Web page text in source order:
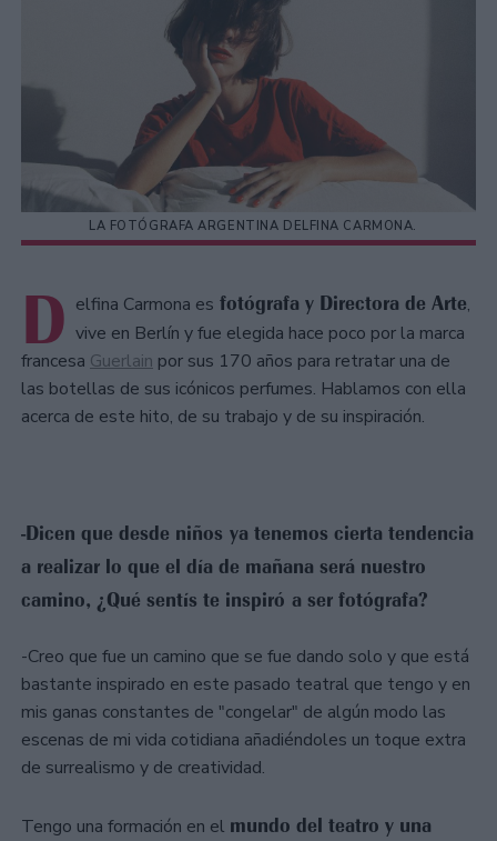
LA FOTÓGRAFA ARGENTINA DELFINA CARMONA.
D elfina Carmona es fotógrafa y Directora de Arte,
vive en Berlín y fue elegida hace poco por la marca
francesa Guerlain por sus 170 años para retratar una de
las botellas de sus icónicos perfumes. Hablamos con ella
acerca de este hito, de su trabajo y de su inspiración.
-Dicen que desde niños ya tenemos cierta tendencia
a realizar lo que el día de mañana será nuestro
camino, ¿Qué sentís te inspiró a ser fotógrafa?
-Creo que fue un camino que se fue dando solo y que está
bastante inspirado en este pasado teatral que tengo y en
mis ganas constantes de "congelar" de algún modo las
escenas de mi vida cotidiana añadiéndoles un toque extra
de surrealismo y de creatividad.
Tengo una formación en el mundo del teatro y una